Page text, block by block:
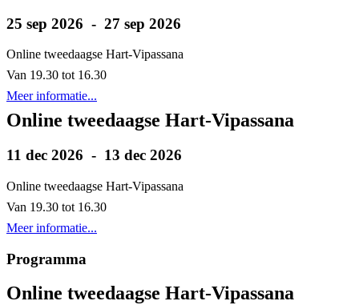
25 sep 2026 - 27 sep 2026
Online tweedaagse Hart-Vipassana
Van 19.30 tot 16.30
Meer informatie...
Online tweedaagse Hart-Vipassana
11 dec 2026 - 13 dec 2026
Online tweedaagse Hart-Vipassana
Van 19.30 tot 16.30
Meer informatie...
Programma
Online tweedaagse Hart-Vipassana